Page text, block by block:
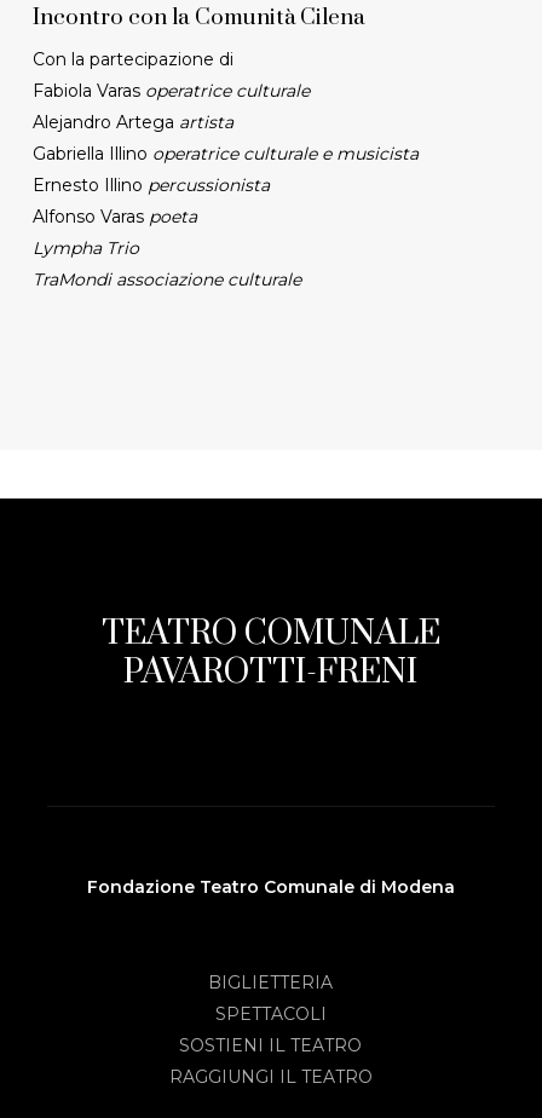
Incontro con la Comunità Cilena
Con la partecipazione di
Fabiola Varas operatrice culturale
Alejandro Artega artista
Gabriella Illino operatrice culturale e musicista
Ernesto Illino percussionista
Alfonso Varas poeta
Lympha Trio
TraMondi associazione culturale
TEATRO COMUNALE
PAVAROTTI-FRENI
Fondazione Teatro Comunale di Modena
BIGLIETTERIA
SPETTACOLI
SOSTIENI IL TEATRO
RAGGIUNGI IL TEATRO